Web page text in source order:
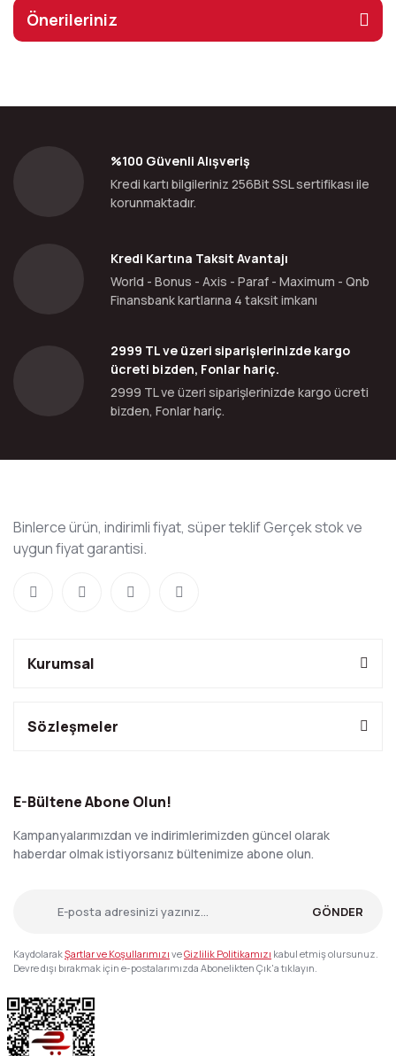
Önerileriniz
%100 Güvenli Alışveriş
Kredi kartı bilgileriniz 256Bit SSL sertifikası ile
korunmaktadır.
Kredi Kartına Taksit Avantajı
World - Bonus - Axis - Paraf - Maximum - Qnb
Finansbank kartlarına 4 taksit imkanı
2999 TL ve üzeri siparişlerinizde kargo
ücreti bizden, Fonlar hariç.
2999 TL ve üzeri siparişlerinizde kargo ücreti
bizden, Fonlar hariç.
Binlerce ürün, indirimli fiyat, süper teklif Gerçek stok ve
uygun fiyat garantisi.
Kurumsal
Sözleşmeler
E-Bültene Abone Olun!
Kampanyalarımızdan ve indirimlerimizden güncel olarak
haberdar olmak istiyorsanız bültenimize abone olun.
GÖNDER
KaydolarakŞartlar ve Koşullarımızı veGizlilik Politikamızı kabul etmiş olursunuz.
Devre dışı bırakmak için e-postalarımızda Abonelikten Çık'a tıklayın.